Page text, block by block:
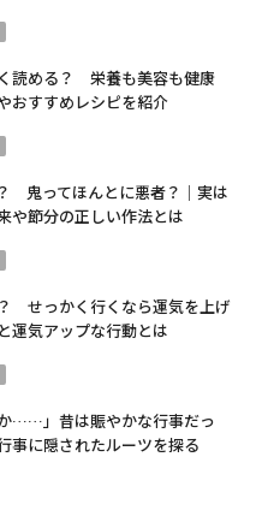
読める？ 栄養も美容も健康
すすめレシピを紹介
鬼ってほんとに悪者？｜実は
や節分の正しい作法とは
せっかく行くなら運気を上げ
運気アップな行動とは
か……」昔は賑やかな行事だっ
に隠されたルーツを探る